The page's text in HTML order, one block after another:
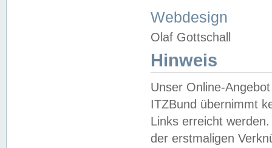
Webdesign
Olaf Gottschall
Hinweis
Unser Online-
ITZBund übernimmt
Links erreicht
der erstmaligen